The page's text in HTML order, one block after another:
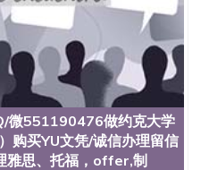
微551190476做约克大学
购买YU文凭/诚信办理留信
雅思、托福，offer,制